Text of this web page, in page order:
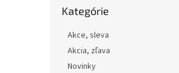
kategórie
Kategórie
Akce, sleva
Akcia, zľava
Novinky